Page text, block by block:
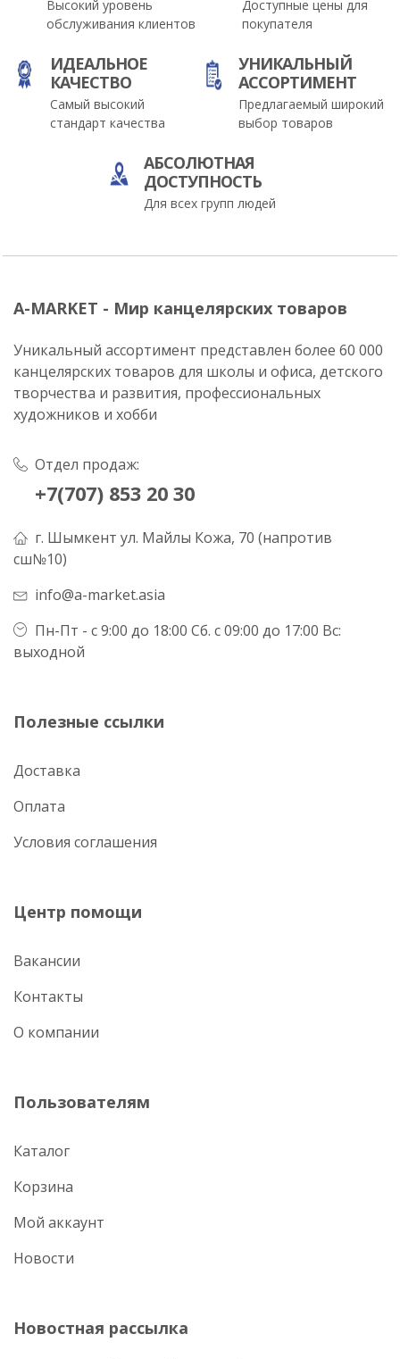
Высокий уровень
обслуживания клиентов
Доступные цены для
покупателя
ИДЕАЛЬНОЕ
КАЧЕСТВО
Самый высокий
стандарт качества
УНИКАЛЬНЫЙ
АССОРТИМЕНТ
Предлагаемый широкий
выбор товаров
АБСОЛЮТНАЯ
ДОСТУПНОСТЬ
Для всех групп людей
A-MARKET - Мир канцелярских товаров
Уникальный ассортимент представлен более 60 000
канцелярских товаров для школы и офиса, детского
творчества и развития, профессиональных
художников и хобби
Отдел продаж:
+7(707) 853 20 30
г. Шымкент ул. Майлы Кожа, 70 (напротив
сш№10)
info@a-market.asia
Пн-Пт - с 9:00 до 18:00 Сб. с 09:00 до 17:00 Вс:
выходной
Полезные ссылки
Доставка
Оплата
Условия соглашения
Центр помощи
Вакансии
Контакты
О компании
Пользователям
Каталог
Корзина
Мой аккаунт
Новости
Новостная рассылка